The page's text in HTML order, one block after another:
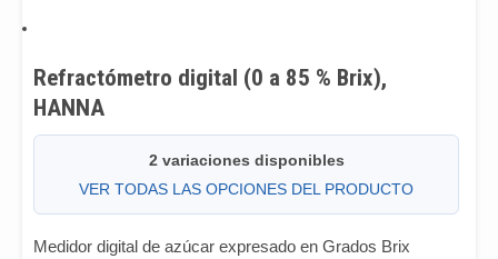
Refractómetro digital (0 a 85 % Brix),
HANNA
2 variaciones disponibles
VER TODAS LAS OPCIONES DEL PRODUCTO
Medidor digital de azúcar expresado en Grados Brix